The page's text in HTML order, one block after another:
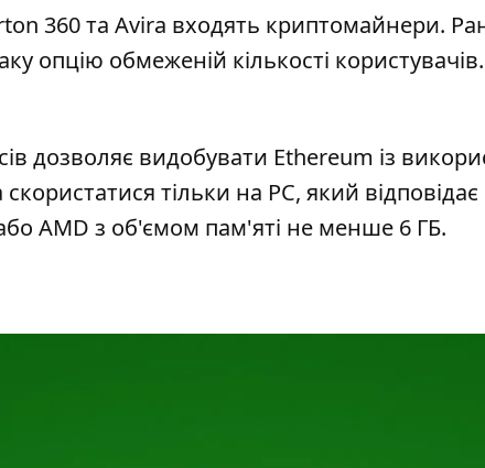
360 та Avira входять криптомайнери.
опцію обмеженій кількості
дозволяє видобувати Ethereum із
тільки на PC, який
AMD з об'ємом пам'яті не менше 6 ГБ.